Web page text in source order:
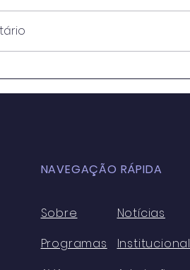
NAVEGAÇÃO RÁPIDA
Sobre
Programas
Notícias
Institucional